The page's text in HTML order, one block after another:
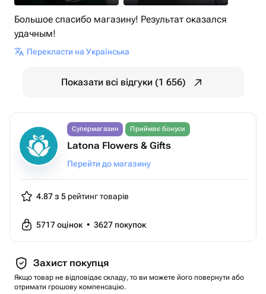
Большое спасибо магазину! Результат оказался
удачным!
Перекласти на Українська
Показати всі відгуки (1 656)
Супермагазин Приймає бонуси
Latona Flowers & Gifts
Перейти до магазину
4.87 з 5 рейтинг товарів
5717оцінок • 3627 покупок
Захист покупця
Якщо товар не відповідає складу, то ви можете його повернути або
отримати грошову компенсацію.